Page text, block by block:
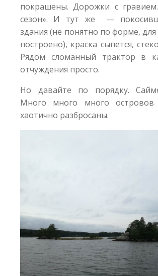
покрашены. Дорожки с
сезон». И тут же —
здания (не понятно по форме,
построено), краска сыпется,
Рядом сломанный трактор в
отчуждения просто.
Но давайте по порядку.
Много много много островов
хаотично разбросаны.